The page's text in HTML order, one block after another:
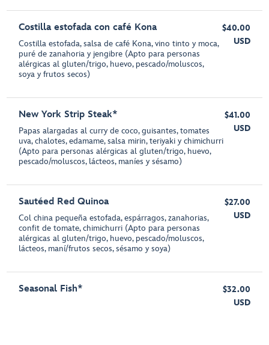
Costilla estofada con café Kona
Costilla estofada, salsa de café Kona, vino tinto y moca,
puré de zanahoria y jengibre (Apto para personas
alérgicas al gluten/trigo, huevo, pescado/moluscos,
soya y frutos secos)
$40.00
USD
New York Strip Steak*
Papas alargadas al curry de coco, guisantes, tomates
uva, chalotes, edamame, salsa mirin, teriyaki y chimichurri
(Apto para personas alérgicas al gluten/trigo, huevo,
pescado/moluscos, lácteos, maníes y sésamo)
$41.00
USD
Sautéed Red Quinoa
Col china pequeña estofada, espárragos, zanahorias,
confit de tomate, chimichurri (Apto para personas
alérgicas al gluten/trigo, huevo, pescado/moluscos,
lácteos, maní/frutos secos, sésamo y soya)
$27.00
USD
Seasonal Fish*
$32.00
USD